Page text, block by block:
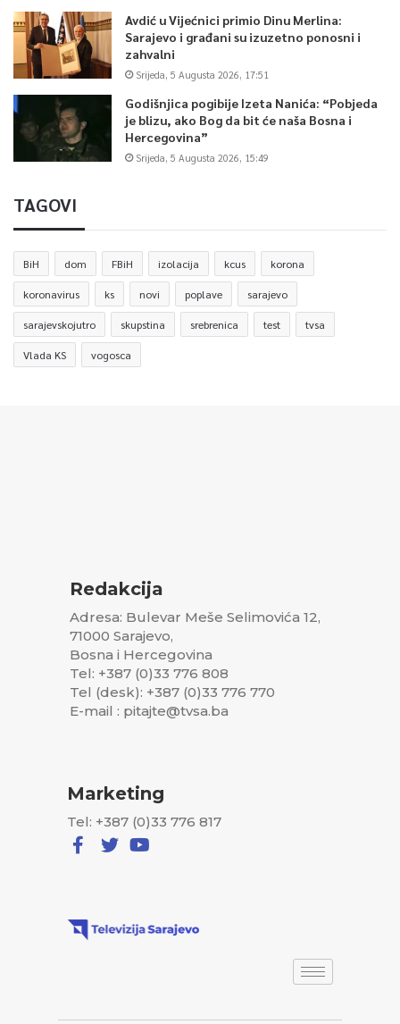
Avdić u Vijećnici primio Dinu Merlina:
Sarajevo i građani su izuzetno ponosni i
zahvalni
Srijeda, 5 Augusta 2026, 17:51
Godišnjica pogibije Izeta Nanića: “Pobjeda
je blizu, ako Bog da bit će naša Bosna i
Hercegovina”
Srijeda, 5 Augusta 2026, 15:49
TAGOVI
BiH dom FBiH izolacija kcus korona
koronavirus ks novi poplave sarajevo
sarajevskojutro skupstina srebrenica test tvsa
Vlada KS vogosca
Redakcija
Adresa: Bulevar Meše Selimovića 12,
71000 Sarajevo,
Bosna i Hercegovina
Tel: +387 (0)33 776 808
Tel (desk): +387 (0)33 776 770
E-mail : pitajte@tvsa.ba
Marketing
Tel: +387 (0)33 776 817